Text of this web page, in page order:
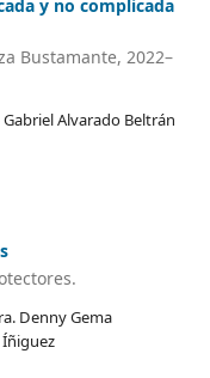
y no complicada
Bustamante, 2022–
Alvarado Beltrán
Denny Gema
Íñiguez